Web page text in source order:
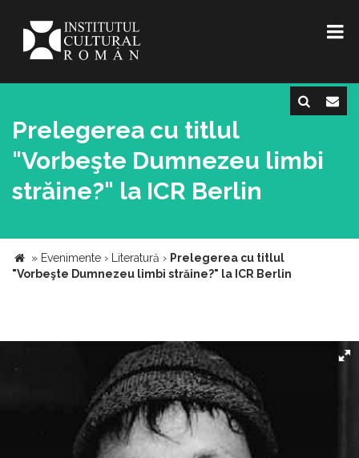
Prelegerea cu titlul
"Vorbeşte Dumnezeu limbi
străine?" la ICR Berlin
» Evenimente › Literatură › Prelegerea cu titlul
"Vorbeşte Dumnezeu limbi străine?" la ICR Berlin